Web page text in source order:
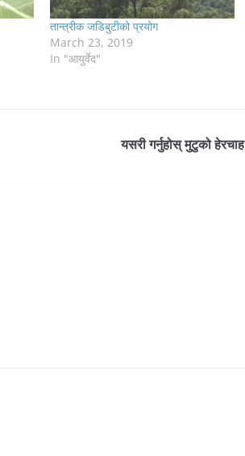
तान्त्रीक जडिबुटीको प्रयोग
March 23, 2019
In "आयुर्वेद"
यसरी गर्नुहोस् मुटुको हेरचाह